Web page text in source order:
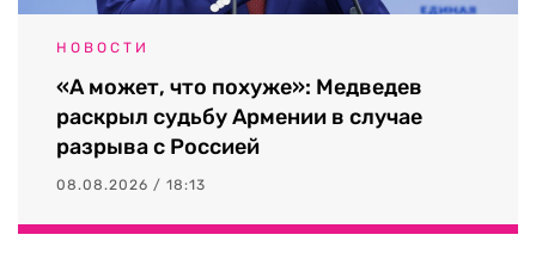
НОВОСТИ
«А может, что похуже»: Медведев
раскрыл судьбу Армении в случае
разрыва с Россией
08.08.2026 / 18:13